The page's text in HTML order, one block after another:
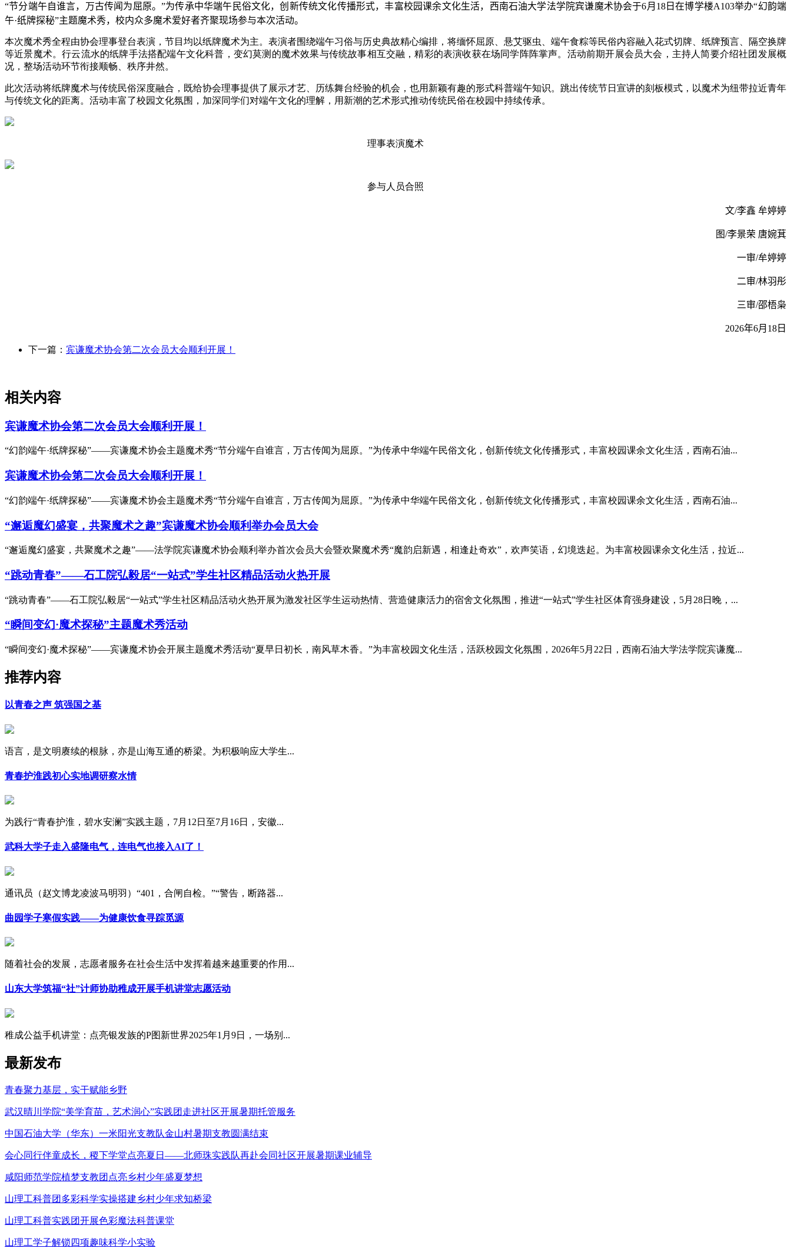
“节分端午自谁言，万古传闻为屈原。”为传承中华端午民俗文化，创新传统文化传播形式，丰富校园课余文化生活，西南石油大学法学院宾谦魔术协会于6月 18日在博学楼A103举办“幻韵端
午·纸牌探秘”主题魔术秀，校内众多魔术爱好者齐聚现场参与本次活动。
本次魔术秀全程由协会理事登台表演，节目均以纸牌魔术为主。表演者围绕端午习俗与历史典故精心编排，将缅怀屈原、悬艾驱虫、端午食粽等民俗内容融入花式切牌、纸牌预言、隔空换牌
等近景魔术。行云流水的纸牌手法搭配端午文化科普，变幻莫测的魔术效果与传统故事相互交融，精彩的表演收获在场同学阵阵掌声。活动前期开展会员大会，主持人简要介绍社团发展概
况，整场活动环节衔接顺畅、秩序井然。
此次活动将纸牌魔术与传统民俗深度融合，既给协会理事提供了展示才艺、历练舞台经验的机会，也用新颖有趣的形式科普端午知识。跳出传统节日宣讲的刻板模式，以魔术为纽带拉近青年
与传统文化的距离。活动丰富了校园文化氛围，加深同学们对端午文化的理解，用新潮的艺术形式推动传统民俗在校园中持续传承。
理事表演魔术
参与人员合照
文/李鑫 牟婷婷
图/李景荣 唐婉萁
一审/牟婷婷
二审/林羽彤
三审/邵梧枭
2026年6月 18 日
下一篇： 宾谦魔术协会第二次会员大会顺利开展！
相关内容
宾谦魔术协会第二次会员大会顺利开展！
“幻韵端午·纸牌探秘”——宾谦魔术协会主题魔术秀“节分端午自谁言，万古传闻为屈原。”为传承中华端午民俗文化，创新传统文化传播形式，丰富校园课余文化生活，西南石油...
宾谦魔术协会第二次会员大会顺利开展！
“幻韵端午·纸牌探秘”——宾谦魔术协会主题魔术秀“节分端午自谁言，万古传闻为屈原。”为传承中华端午民俗文化，创新传统文化传播形式，丰富校园课余文化生活，西南石油...
“邂逅魔幻盛宴，共聚魔术之趣”宾谦魔术协会顺利举办会员大会
“邂逅魔幻盛宴，共聚魔术之趣”——法学院宾谦魔术协会顺利举办首次会员大会暨欢聚魔术秀“魔韵启新遇，相逢赴奇欢”，欢声笑语，幻境迭起。为丰富校园课余文化生活，拉近...
“跳动青春”——石工院弘毅居“一站式”学生社区精品活动火热开展
“跳动青春”——石工院弘毅居“一站式”学生社区精品活动火热开展为激发社区学生运动热情、营造健康活力的宿舍文化氛围，推进“一站式”学生社区体育强身建设，5月28日晚，...
“瞬间变幻·魔术探秘”主题魔术秀活动
“瞬间变幻·魔术探秘”——宾谦魔术协会开展主题魔术秀活动“夏早日初长，南风草木香。”为丰富校园文化生活，活跃校园文化氛围，2026年5月22日，西南石油大学法学院宾谦魔...
推荐内容
以青春之声 筑强国之基
语言，是文明赓续的根脉，亦是山海互通的桥梁。为积极响应大学生...
青春护淮践初心实地调研察水情
为践行“青春护淮，碧水安澜”实践主题，7月12日至7月16日，安徽...
武科大学子走入盛隆电气，连电气也接入AI了！
通讯员（赵文博龙凌波马明羽）“401，合闸自检。”“警告，断路器...
曲园学子寒假实践——为健康饮食寻踪觅源
随着社会的发展，志愿者服务在社会生活中发挥着越来越重要的作用...
山东大学筑福“社”计师协助稚成开展手机讲堂志愿活动
稚成公益手机讲堂：点亮银发族的P图新世界2025年1月9日，一场别...
最新发布
青春聚力基层，实干赋能乡野
武汉晴川学院“美学育苗，艺术润心”实践团走进社区开展暑期托管服务
中国石油大学（华东）一米阳光支教队金山村暑期支教圆满结束
会心同行伴童成长，稷下学堂点亮夏日——北师珠实践队再赴会同社区开展暑期课业辅导
咸阳师范学院植梦支教团点亮乡村少年盛夏梦想
山理工科普团多彩科学实操搭建乡村少年求知桥梁
山理工科普实践团开展色彩魔法科普课堂
山理工学子解锁四项趣味科学小实验